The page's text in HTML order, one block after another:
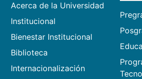
Acerca de la Universidad
Institucional
Bienestar Institucional
Biblioteca
Internacionalización